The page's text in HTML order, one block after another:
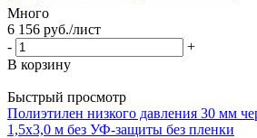
Много
6 156 руб./лист
-
+
В корзину
Быстрый просмотр
Полиэтилен низкого давления 30 мм
1,5х3,0 м без УФ-защиты без пленки